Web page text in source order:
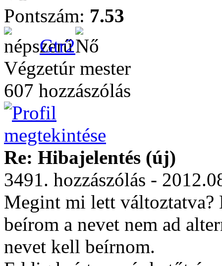
Pontszám: 7.53
Gtr2
Végzetúr mester
607 hozzászólás
Re: Hibajelentés (új)
3491. hozzászólás -
Megint mi lett változtatva?
beírom a nevet nem ad
nevet kell beírnom.